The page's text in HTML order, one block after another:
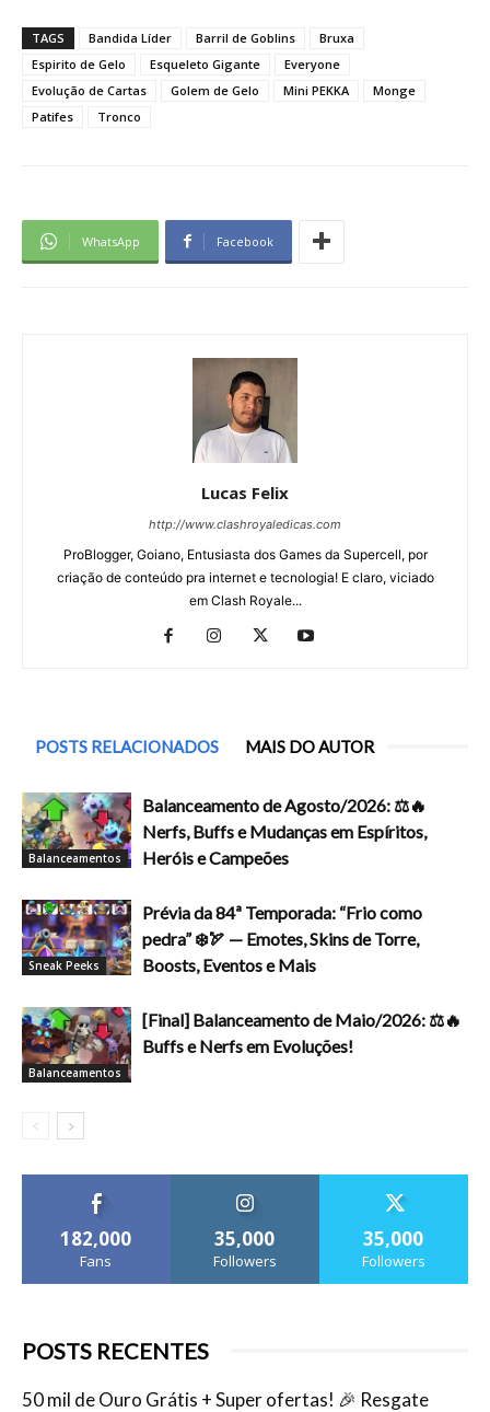
TAGS Bandida Líder Barril de Goblins
Bruxa
Espirito de Gelo
Esqueleto Gigante
Everyone
Evolução de Cartas
Golem de Gelo Mini PEKKA
Monge
Patifes
Tronco
WhatsApp Facebook
Lucas Felix
http://www.clashroyaledicas.com
ProBlogger, Goiano, Entusiasta dos Games da Supercell, por
criação de conteúdo pra internet e tecnologia! E claro, viciado
em Clash Royale...
POSTS RELACIONADOS MAIS DO AUTOR
Balanceamentos
Balanceamento de Agosto/2026: ⚖️🔥
Nerfs, Buffs e Mudanças em Espíritos,
Heróis e Campeões
Sneak Peeks
Prévia da 84ª Temporada: “Frio como
pedra” ❄️🏹 — Emotes, Skins de Torre,
Boosts, Eventos e Mais
Balanceamentos
[Final] Balanceamento de Maio/2026: ⚖️🔥
Buffs e Nerfs em Evoluções!
182,000
Fans
35,000
Followers
35,000
Followers
POSTS RECENTES
50 mil de Ouro Grátis + Super ofertas! 🎉 Resgate